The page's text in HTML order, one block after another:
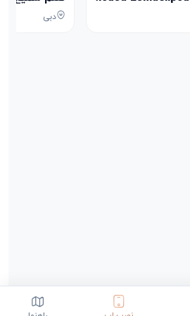
دبی